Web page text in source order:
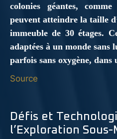
colonies géantes,
peuvent atteindre la taille
immeuble de 30 étages.
adaptées à un monde sans
parfois sans oxygène, dans
Source
Défis et
l’Exploration Sous-